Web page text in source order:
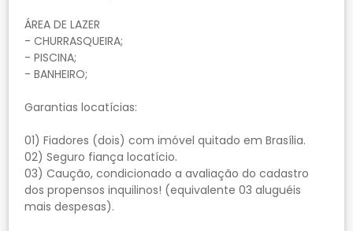
ÁREA DE LAZER
- CHURRASQUEIRA;
- PISCINA;
- BANHEIRO;
Garantias locatícias:
01) Fiadores (dois) com imóvel quitado em Brasília.
02) Seguro fiança locatício.
03) Caução, condicionado a avaliação do cadastro
dos propensos inquilinos! (equivalente 03 aluguéis
mais despesas).